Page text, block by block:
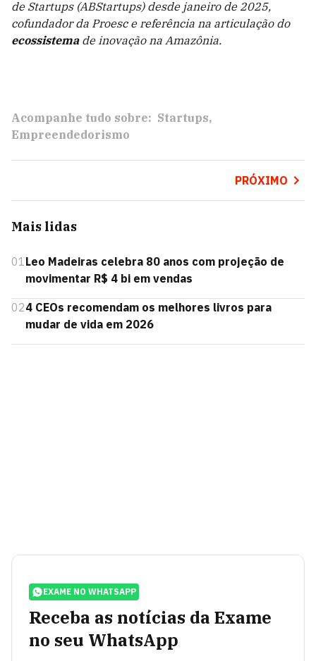
de Startups (ABStartups) desde janeiro de 2025,
cofundador da Proesc e referência na articulação do
ecossistemade inovação na Amazônia.
Acompanhe tudo sobre: Startups
Empreendedorismo
PRÓXIMO
Mais lidas
01Leo Madeiras celebra 80 anos com projeção de
movimentar R$ 4 bi em vendas
024 CEOs recomendam os melhores livros para
mudar de vida em 2026
EXAME NO WHATSAPP
Receba as notícias da Exame
no seu WhatsApp